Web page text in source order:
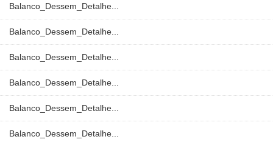
Balanco_Dessem_Detalhe...
Balanco_Dessem_Detalhe...
Balanco_Dessem_Detalhe...
Balanco_Dessem_Detalhe...
Balanco_Dessem_Detalhe...
Balanco_Dessem_Detalhe...